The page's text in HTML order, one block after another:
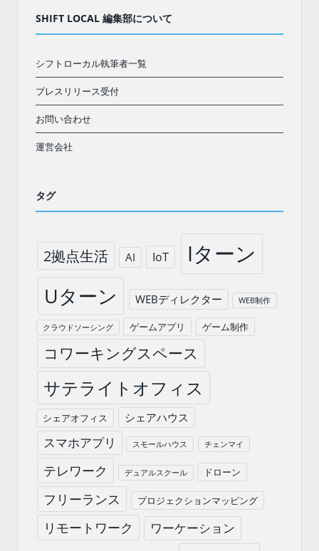
SHIFT LOCAL 編集部について
シフトローカル執筆者一覧
プレスリリース受付
お問い合わせ
運営会社
タグ
2拠点生活 AI IoT Iターン
Uターン WEBディレクター WEB制作
クラウドソーシング ゲームアプリ ゲーム制作
コワーキングスペース
サテライトオフィス
シェアオフィス シェアハウス
スマホアプリ スモールハウス チェンマイ
テレワーク デュアルスクール ドローン
フリーランス プロジェクションマッピング
リモートワーク ワーケーション